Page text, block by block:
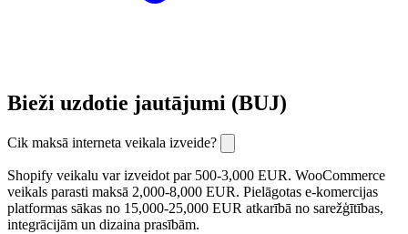
Bieži uzdotie jautājumi (BUJ)
Cik maksā interneta veikala izveide?
Shopify veikalu var izveidot par 500-3,000 EUR. WooCommerce
veikals parasti maksā 2,000-8,000 EUR. Pielāgotas e-komercijas
platformas sākas no 15,000-25,000 EUR atkarībā no sarežģītības,
integrācijām un dizaina prasībām.